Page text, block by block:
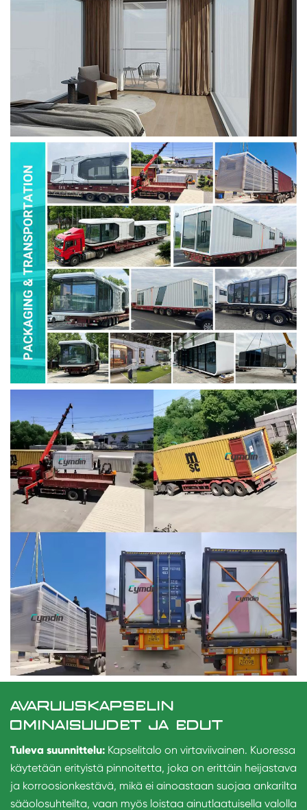
AVARUUSKAPSELIN
OMINAISUUDET JA EDUT
Tuleva suunnittelu: Kapselitalo on virtaviivainen. Kuoressa
käytetään erityistä pinnoitetta, joka on erittäin heijastava
ja korroosionkestävä, mikä ei ainoastaan suojaa ankarilta
sääolosuhteilta, vaan myös loistaa ainutlaatuisella valolla